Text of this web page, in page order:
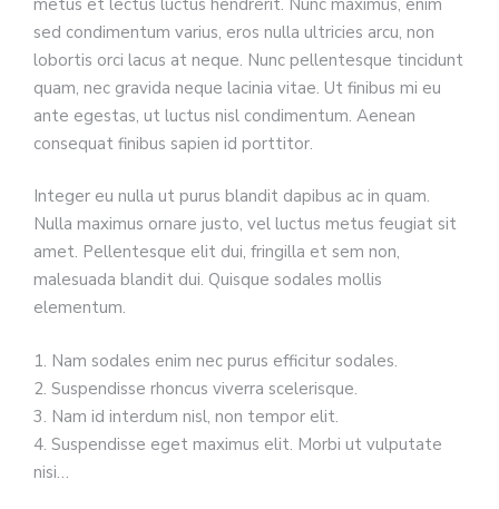
sed condimentum varius, eros nulla ultricies arcu, non
lobortis orci lacus at neque. Nunc pellentesque tincidunt
quam, nec gravida neque lacinia vitae. Ut finibus mi eu
ante egestas, ut luctus nisl condimentum. Aenean
consequat finibus sapien id porttitor.
Integer eu nulla ut purus blandit dapibus ac in quam.
Nulla maximus ornare justo, vel luctus metus feugiat sit
amet. Pellentesque elit dui, fringilla et sem non,
malesuada blandit dui. Quisque sodales mollis
elementum.
1. Nam sodales enim nec purus efficitur sodales.
2. Suspendisse rhoncus viverra scelerisque.
3. Nam id interdum nisl, non tempor elit.
4. Suspendisse eget maximus elit. Morbi ut vulputate
nisi…